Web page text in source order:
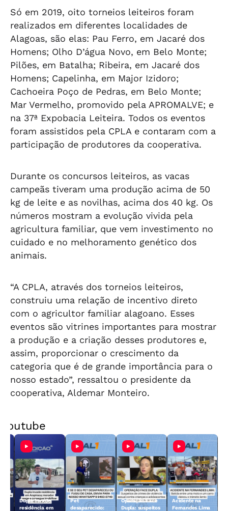
Só em 2019, oito torneios leiteiros foram
realizados em diferentes localidades de
Alagoas, são elas: Pau Ferro, em Jacaré dos
Homens; Olho D’água Novo, em Belo Monte;
Pilões, em Batalha; Ribeira, em Jacaré dos
Homens; Capelinha, em Major Izidoro;
Cachoeira Poço de Pedras, em Belo Monte;
Mar Vermelho, promovido pela APROMALVE; e
na 37ª Expobacia Leiteira. Todos os eventos
foram assistidos pela CPLA e contaram com a
participação de produtores da cooperativa.
Durante os concursos leiteiros, as vacas
campeãs tiveram uma produção acima de 50
kg de leite e as novilhas, acima dos 40 kg. Os
números mostram a evolução vivida pela
agricultura familiar, que vem investimento no
cuidado e no melhoramento genético dos
animais.
“A CPLA, através dos torneios leiteiros,
construiu uma relação de incentivo direto
com o agricultor familiar alagoano. Esses
eventos são vitrines importantes para mostrar
a produção e a criação desses produtores e,
assim, proporcionar o crescimento da
categoria que é de grande importância para o
nosso estado”, ressaltou o presidente da
cooperativa, Aldemar Monteiro.
Dupla invade
residência em
Pet
desaparecido:
Operação Face
Dupla: suspeitos
Acidente na
Fernandes Lima